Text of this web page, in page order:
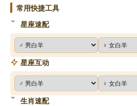
常用快捷工具
星座速配
星座互动
生肖速配